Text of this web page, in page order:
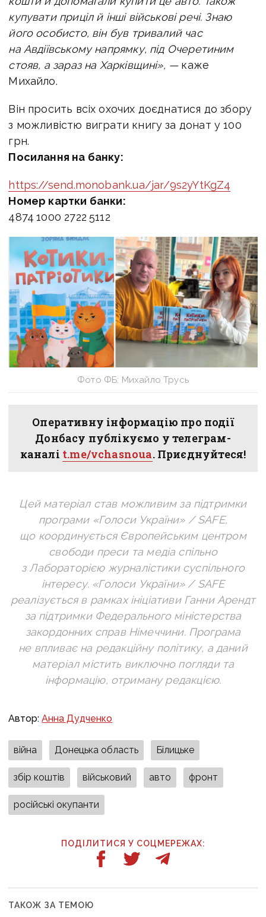
купувати приціл й інші військові речі. Знаю
його особисто, він був тривалий час
на Авдіївському напрямку, під Очеретиним
стояв, а зараз на Харківщині», —каже
Михайло.
Він просить всіх охочих доєднатися до збору
з можливістю виграти книгу за донат у 100
грн.
Посилання на банку:
https://send.monobank.ua/jar/9s2yYtKgZ4
Номер картки банки:
4874 1000 2722 5112
Фото ФБ: Михайло Трусь
Оперативну інформацію про події
Донбасу публікуємо у телеграм-
каналі t.me/vchasnoua. Приєднуйтеся!
Цей матеріал став можливим за підтримки
програми «Голоси України» / SAFE,
що координується Європейським центром
свободи преси та медіа спільно
з Лабораторією журналістики суспільного
інтересу. «Голоси України» / SAFE
реалізується в рамках ініціативи Ганни Арендт
за підтримки Федерального міністерства
закордонних справ Німеччини. Програма
не впливає на редакційну політику, а даний
матеріал містить виключно погляди та
інформацію, отриману редакцією.
Автор:Анна Дудченко
війна Донецька область Білицьке
збір коштів військовий авто фронт
російські окупанти
ПОДІЛИТИСЯ У СОЦМЕРЕЖАХ:
ТАКОЖ ЗА ТЕМОЮ